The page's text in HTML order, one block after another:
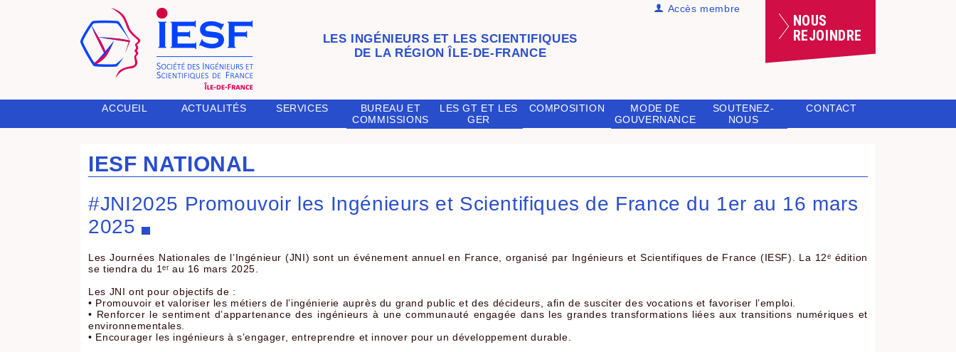
LES INGÉNIEURS ET LES SCIENTIFIQUES
DE LA RÉGION ÎLE-DE-FRANCE
Accès membre
NOUS
REJOINDRE
ACCUEIL ACTUALITÉS SERVICES
BUREAU ET
COMMISSIONS
LES GT ET LES
GER
COMPOSITION
MODE DE
GOUVERNANCE
SOUTENEZ-
NOUS
CONTACT
IESF NATIONAL
#JNI2025 Promouvoir les Ingénieurs et Scientifiques de France du 1er au 16 mars
2025
Les Journées Nationales de l’Ingénieur (JNI) sont un événement annuel en France, organisé par Ingénieurs et Scientifiques de France (IESF). La 12ᵉ édition
se tiendra du 1ᵉʳ au 16 mars 2025.
Les JNI ont pour objectifs de :
• Promouvoir et valoriser les métiers de l’ingénierie auprès du grand public et des décideurs, afin de susciter des vocations et favoriser l’emploi.
• Renforcer le sentiment d’appartenance des ingénieurs à une communauté engagée dans les grandes transformations liées aux transitions numériques et
environnementales.
• Encourager les ingénieurs à s’engager, entreprendre et innover pour un développement durable.